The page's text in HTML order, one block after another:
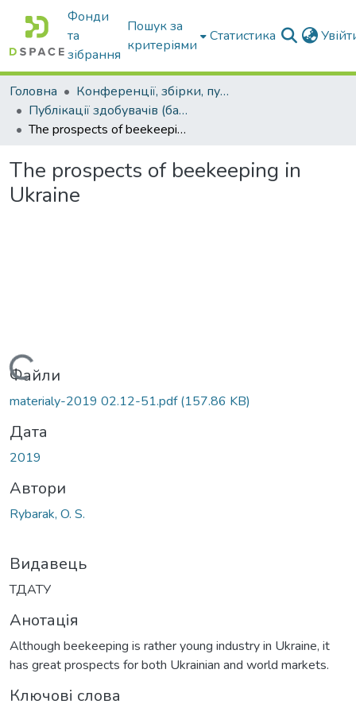
Фонди
та
зібрання
Пошук за
критеріями
Статистика
Головна
Конференції, збірки, публікації молодих вчених і здобувачів : магістрів, бакалаврів, аспірантів.
Публікації здобувачів (бакалаврів. магістрів, аспірантів)
The prospects of beekeeping in Ukraine
The prospects of beekeeping in
Ukraine
Вантажиться...
Файли
materialy-2019 02.12-51.pdf(157.86 KB)
Дата
2019
Автори
Rybarak, O. S.
Видавець
ТДАТУ
Анотація
Although beekeeping is rather young industry in Ukraine, it
has great prospects for both Ukrainian and world markets.
Ключові слова